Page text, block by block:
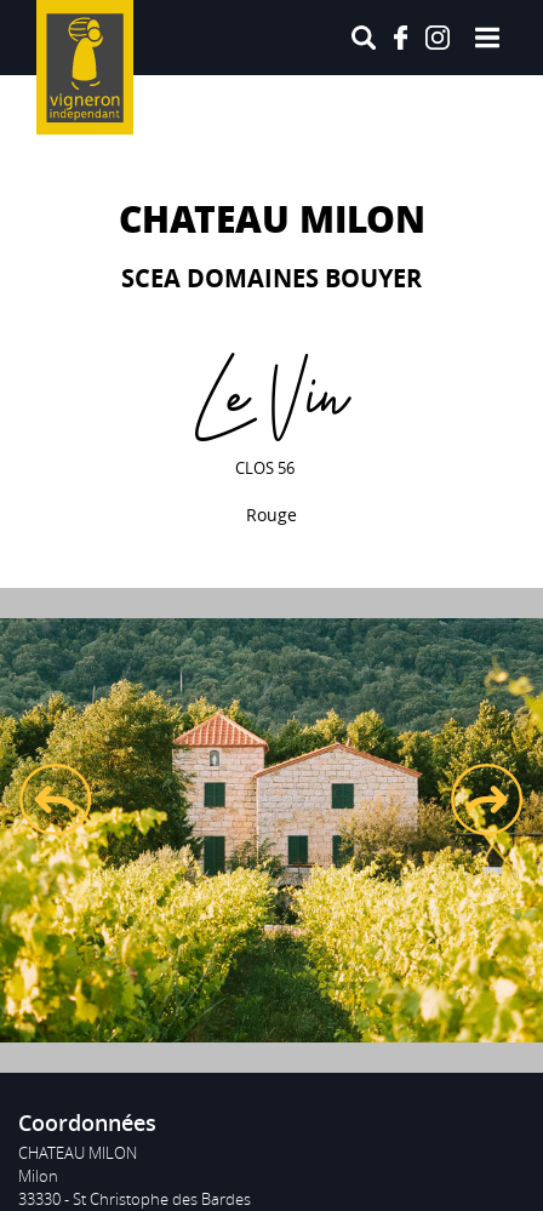
CHATEAU MILON
SCEA DOMAINES BOUYER
Le Vin
CLOS 56
Rouge
prev next
Voir le site
Coordonnées
CHATEAU MILON
Milon
33330 - St Christophe des Bardes